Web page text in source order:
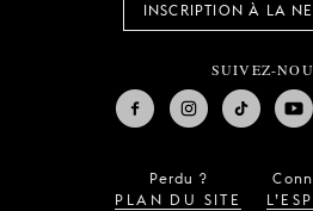
INSCRIPTION À LA
SUIVEZ-
Perdu ?
PLAN DU SITE